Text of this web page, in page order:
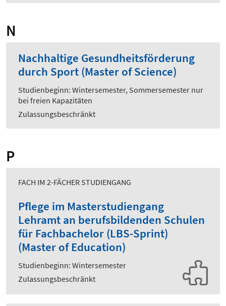
N
Nachhaltige Gesundheitsförderung
durch Sport (Master of Science)
Studienbeginn: Wintersemester, Sommersemester nur
bei freien Kapazitäten
Zulassungsbeschränkt
P
FACH IM 2-FÄCHER STUDIENGANG
Pflege im Masterstudiengang
Lehramt an berufsbildenden Schulen
für Fachbachelor (LBS-Sprint)
(Master of Education)
Studienbeginn: Wintersemester
Zulassungsbeschränkt